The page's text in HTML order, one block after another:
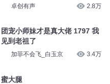
卓创有声 2.8万
团宠小师妹才是真大佬 1797 我
见到老祖了
加菲不会飞_白玉京 3.4万
蜜大腿